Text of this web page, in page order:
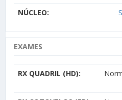
NÚCLEO:
EXAMES
RX QUADRIL (HD):